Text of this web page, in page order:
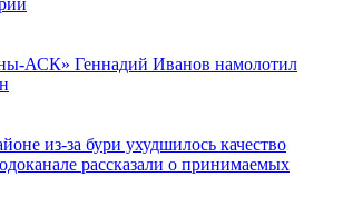
АСК» Геннадий Иванов намолотил
из‑за бури ухудшилось качество
рассказали о принимаемых